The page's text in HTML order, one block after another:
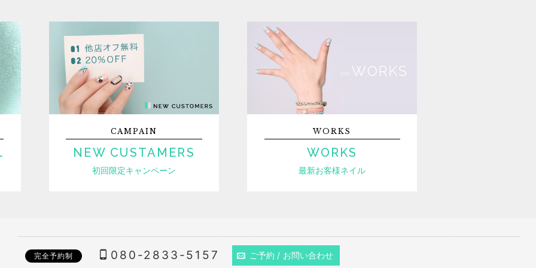
CAMPAIN
NEW CUSTAMERS
初回限定キャンペーン
WORKS
WORKS
最新お客様ネイル
完全予約制 080-2833-5157 ご予約 / お問い合わせ